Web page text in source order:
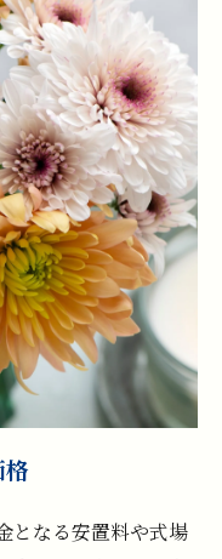
格
となる安置料や式場